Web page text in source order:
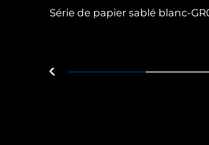
Série de papier sablé blanc-